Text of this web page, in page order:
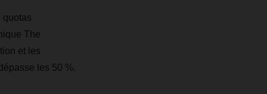
quotas
The
et les
les 50 %.